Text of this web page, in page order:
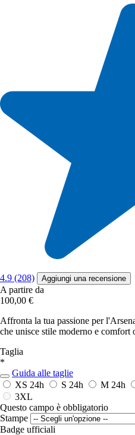
4.9 (208) Aggiungi una recensione
A partire da
100,00 €
Affronta la tua passione per
che unisce stile moderno e comfort
Taglia
*
Guida alle taglie
XS 24h S 24h M 24h
3XL
Questo campo è obbligatorio
Stampe
Badge ufficiali